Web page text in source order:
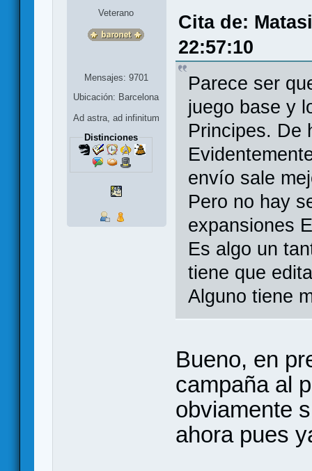
Veterano
Mensajes: 9701
Ubicación: Barcelona
Ad astra, ad infinitum
Distinciones
Cita de:
22:57:10
Parece ser
juego base y
Principes. De
envío sale
Pero no hay
expansiones
Es algo un
tiene que
Alguno tiene
Bueno, en
campaña al
obviamente
ahora pues